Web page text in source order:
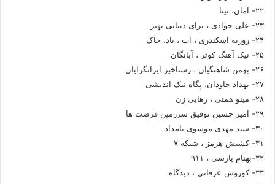
۲۲- امان، نینا
۲۳- علی جوادی ، برای دنیایی بهتر
۲۴- روزبه اسکندری ، آب ، باد، خاک
۲۵- نیک آهنگ کوثر ، آبانگان
۲۶- بهمن شاهنگیان ، رستاخیز ایرانگرایان
۲۷- بهداد جاودان، پگاه نیک اندیشی
۲۸- مینو همتی ، رهایی زن
۲۹- امیر حسین توفیق سرزمین فرصت ها
۳۰- سید مهدی موسوی بامداد
۳۱- کشیش هرمز ، شبکه ۷
۳۲-بهنام پارسی ، ۹۱۱
۳۳- کوروش عرفانی ، دیدگاه